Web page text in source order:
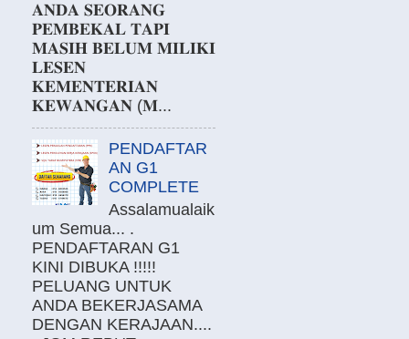
𝐀𝐍𝐃𝐀 𝐒𝐄𝐎𝐑𝐀𝐍𝐆
𝐏𝐄𝐌𝐁𝐄𝐊𝐀𝐋 𝐓𝐀𝐏𝐈
𝐌𝐀𝐒𝐈𝐇 𝐁𝐄𝐋𝐔𝐌 𝐌𝐈𝐋𝐈𝐊𝐈
𝐋𝐄𝐒𝐄𝐍
𝐊𝐄𝐌𝐄𝐍𝐓𝐄𝐑𝐈𝐀𝐍
𝐊𝐄𝐖𝐀𝐍𝐆𝐀𝐍 (𝐌...
PENDAFTAR
AN G1
COMPLETE
Assalamualaik
um Semua... .
PENDAFTARAN G1
KINI DIBUKA !!!!!
PELUANG UNTUK
ANDA BEKERJASAMA
DENGAN KERAJAAN....